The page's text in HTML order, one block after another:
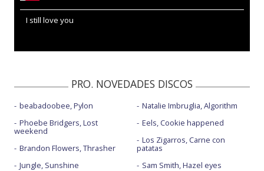
I still love you
PRO. NOVEDADES DISCOS
beabadoobee, Pylon
Phoebe Bridgers, Lost
weekend
Brandon Flowers, Thrasher
Jungle, Sunshine
Natalie Imbruglia, Algorithm
Eels, Cookie happened
Los Zigarros, Carne con
patatas
Sam Smith, Hazel eyes